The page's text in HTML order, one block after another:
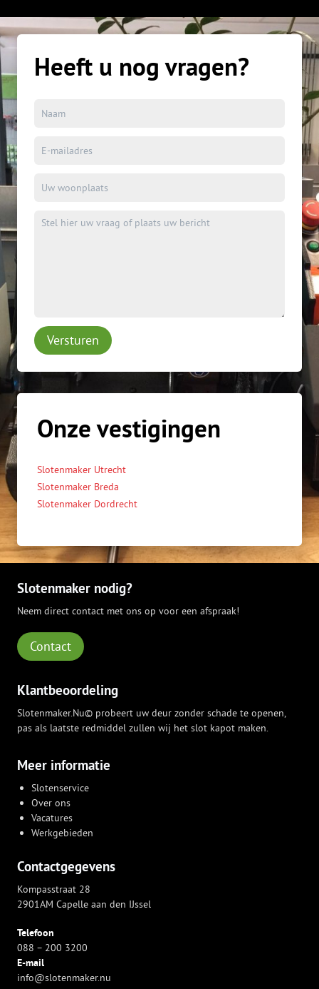
Heeft u nog vragen?
Versturen
Onze vestigingen
Slotenmaker Utrecht
Slotenmaker Breda
Slotenmaker Dordrecht
Slotenmaker nodig?
Neem direct contact met ons op voor een afspraak!
Contact
Klantbeoordeling
Slotenmaker.Nu© probeert uw deur zonder schade te openen,
pas als laatste redmiddel zullen wij het slot kapot maken.
Meer informatie
Slotenservice
Over ons
Vacatures
Werkgebieden
Contactgegevens
Kompasstraat 28
2901AM Capelle aan den IJssel
Telefoon
088 – 200 3200
E-mail
info@slotenmaker.nu